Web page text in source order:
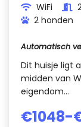
WiFi
2 honden
Automatisch
Dit huisje ligt
midden van
eigendom...
€1048-